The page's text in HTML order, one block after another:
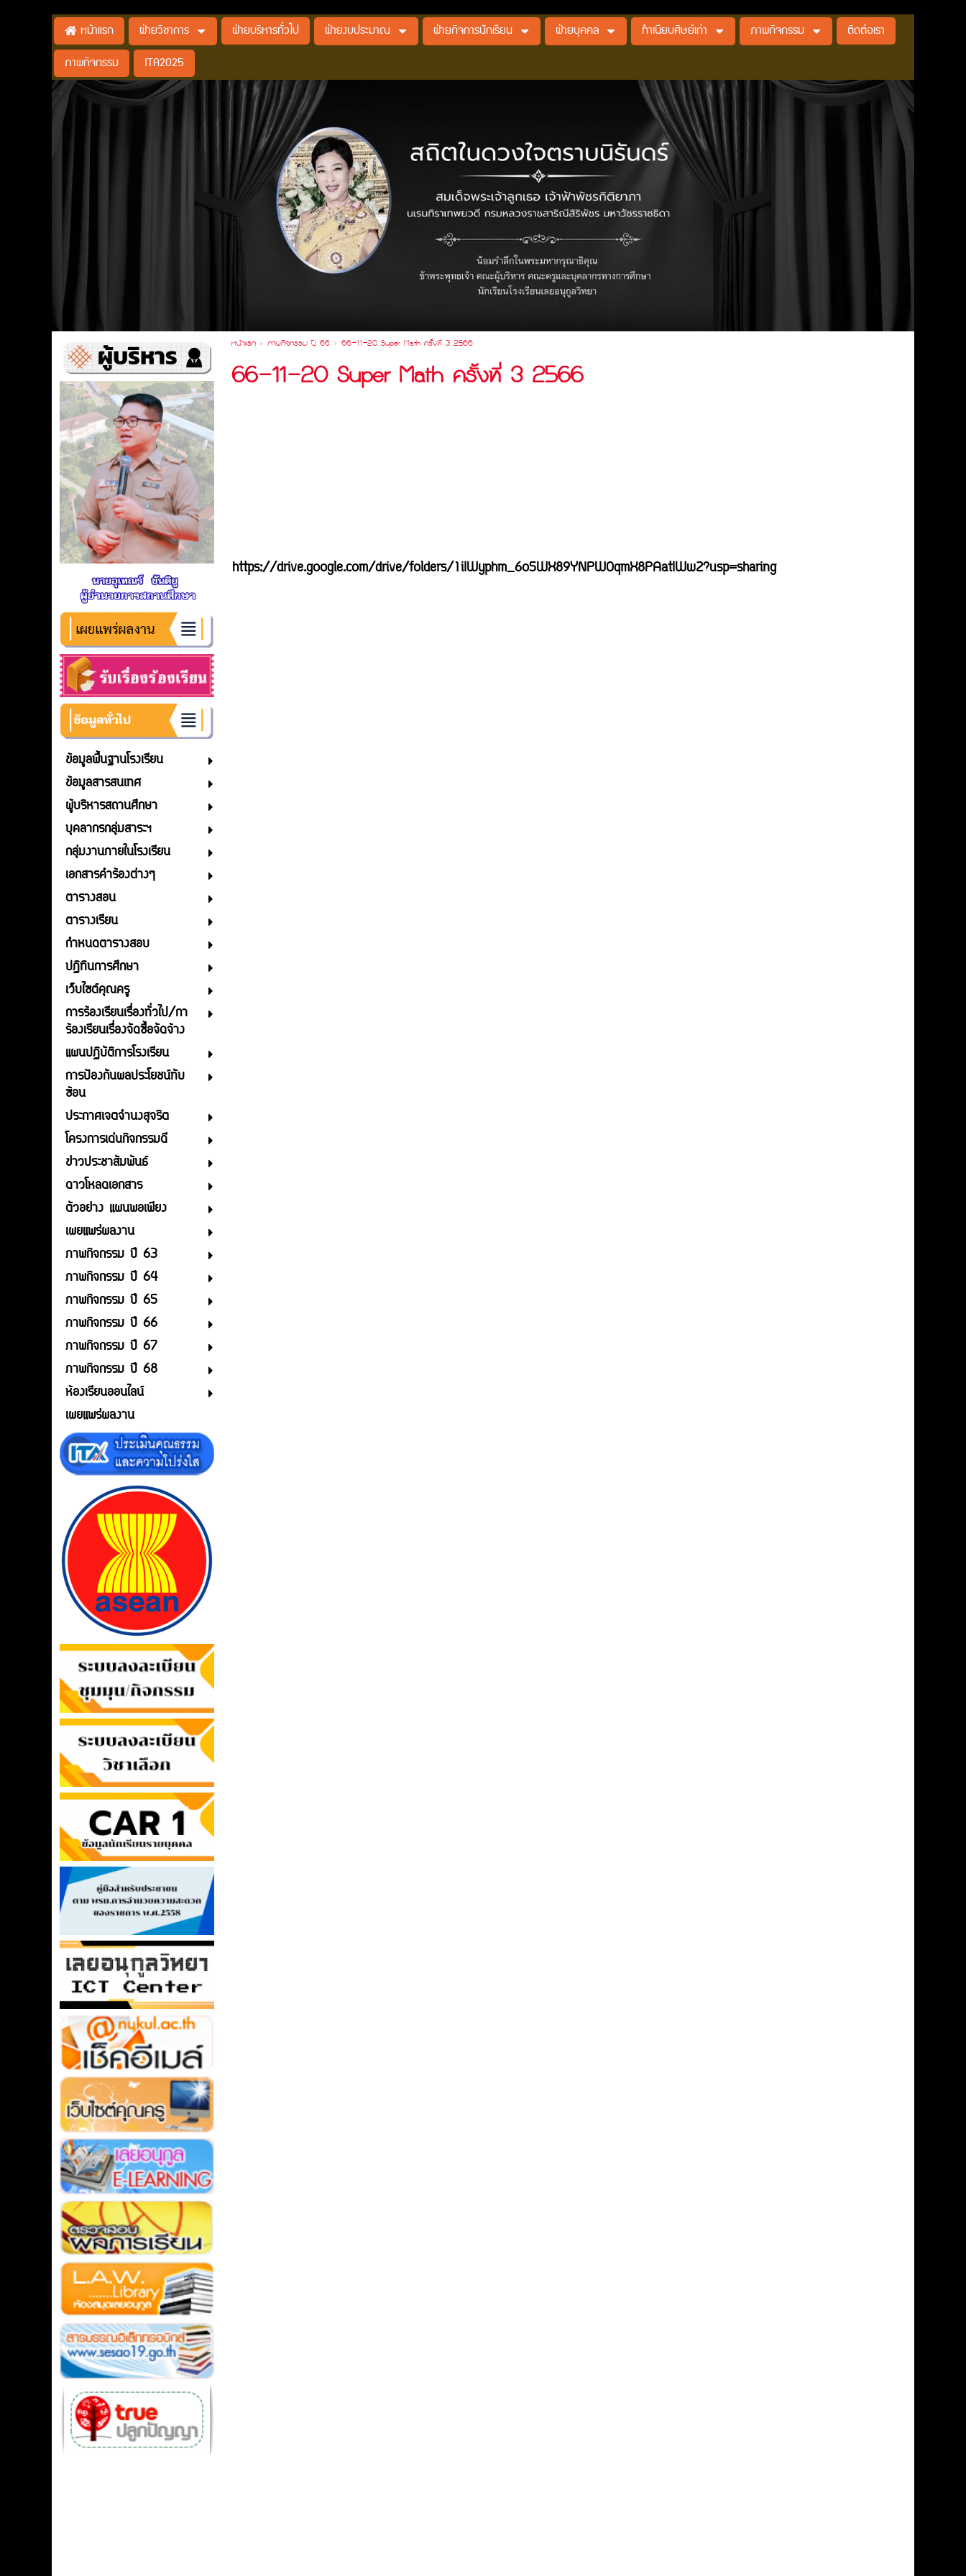
หน้าแรก ฝ่ายวิชาการ ฝ่ายบริหารทั่วไป ฝ่ายงบประมาณ ฝ่ายกิจการนักเรียน ฝ่ายบุคคล ทำเนียบศิษย์เก่า ภาพกิจกรรม
ติดต่อเรา
ภาพกิจกรรม
ITA2025
.
ข้อมูลพื้นฐานโรงเรียน
ข้อมูลสารสนเทศ
ผู้บริหารสถานศึกษา
บุคลากรกลุ่มสาระฯ
กลุ่มงานภายในโรงเรียน
เอกสารคำร้องต่างๆ
ตารางสอน
ตารางเรียน
กำหนดตารางสอบ
ปฏิทินการศึกษา
เว็บไซต์คุณครู
การร้องเรียนเรื่องทั่วไป/กา
ร้องเรียนเรื่องจัดซื้อจัดจ้าง
แผนปฏิบัติการโรงเรียน
การป้องกันผลประโยชน์ทับ
ซ้อน
ประกาศเจตจำนงสุจริต
โครงการเด่นกิจกรรมดี
ข่าวประชาสัมพันธ์
ดาวโหลดเอกสาร
ตัวอย่าง แผนพอเพียง
เผยแพร่ผลงาน
ภาพกิจกรรม ปี 63
ภาพกิจกรรม ปี 64
ภาพกิจกรรม ปี 65
ภาพกิจกรรม ปี 66
ภาพกิจกรรม ปี 67
ภาพกิจกรรม ปี 68
ห้องเรียนออนไลน์
เผยแพร่ผลงาน
หน้าแรก> ภาพกิจกรรม ปี 66 > 66-11-20 Super Math ครั้งที่ 3 2566
66-11-20 Super Math ครั้งที่ 3 2566
https://drive.google.com/drive/folders/1iIWyphm_6o5WX89YNPW0qmX8PAatIWw2?usp=sharing